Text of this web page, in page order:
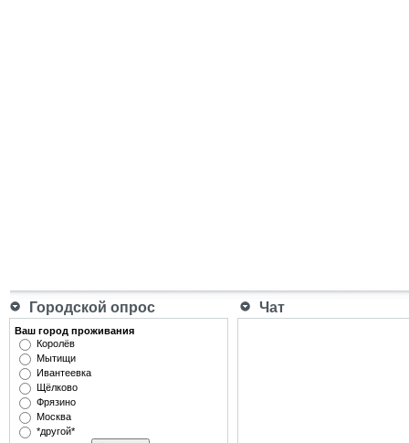
Городской опрос Чат
Ваш город проживания
Королёв
Мытищи
Ивантеевка
Щёлково
Фрязино
Москва
*другой*